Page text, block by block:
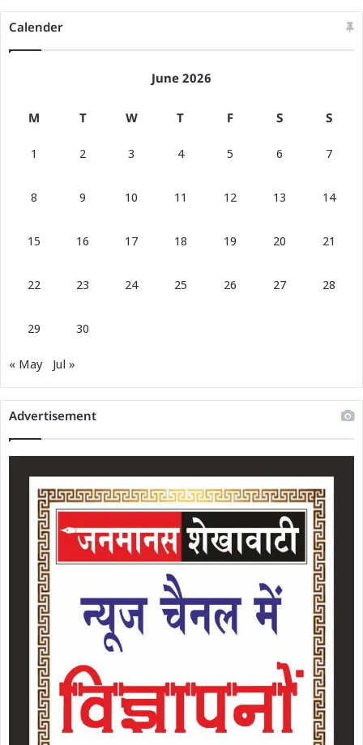
Calender
June 2026
M T W T F S S
1 2 3 4 5 6 7
8 9 10 11 12 13 14
15 16 17 18 19 20 21
22 23 24 25 26 27 28
29 30
« May Jul »
Advertisement